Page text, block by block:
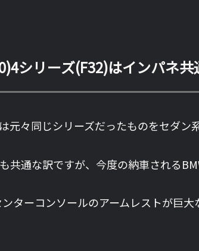
シリーズ(F32)はインパネ共
元々同じシリーズだったものをセダ
共通な訳ですが、今度の納車される
ターコンソールのアームレストが巨